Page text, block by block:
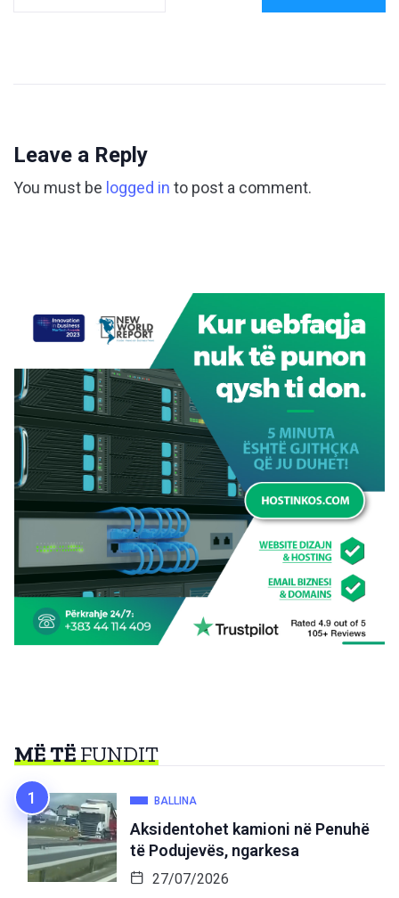
Leave a Reply
You must be logged in to post a comment.
MË TËFUNDIT
BALLINA
Aksidentohet kamioni në Penuhë
të Podujevës, ngarkesa
27/07/2026